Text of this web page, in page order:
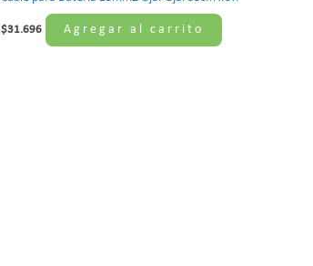
$31.696 Agregar al carrito